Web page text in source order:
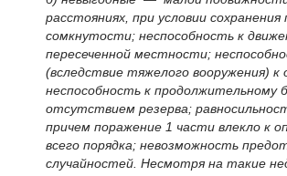
расстояниях, при условии сохранения
сомкнутости; неспособность к
пересеченной местности;
(вследствие тяжелого вооружения) к
неспособность к продолжительному
отсутствием резерва;
причем поражение 1 части влекло к
всего порядка; невозможность
случайностей. Несмотря на такие